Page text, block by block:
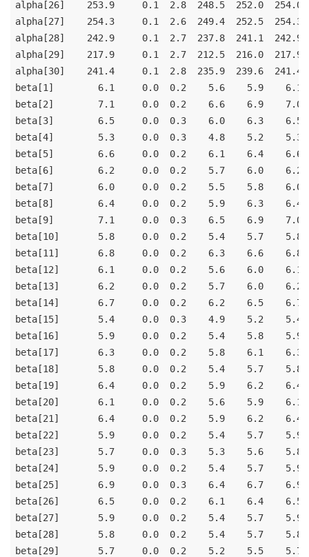
alpha[26]    253.9     0.1  2.8  248.5  252.0  254.0
alpha[27]    254.3     0.1  2.6  249.4  252.5  254.3
alpha[28]    242.9     0.1  2.7  237.8  241.1  242.9
alpha[29]    217.9     0.1  2.7  212.5  216.0  217.9
alpha[30]    241.4     0.1  2.8  235.9  239.6  241.4
beta[1]        6.1     0.0  0.2    5.6    5.9    6.1
beta[2]        7.1     0.0  0.2    6.6    6.9    7.0
beta[3]        6.5     0.0  0.3    6.0    6.3    6.5
beta[4]        5.3     0.0  0.3    4.8    5.2    5.3
beta[5]        6.6     0.0  0.2    6.1    6.4    6.6
beta[6]        6.2     0.0  0.2    5.7    6.0    6.2
beta[7]        6.0     0.0  0.2    5.5    5.8    6.0
beta[8]        6.4     0.0  0.2    5.9    6.3    6.4
beta[9]        7.1     0.0  0.3    6.5    6.9    7.0
beta[10]       5.8     0.0  0.2    5.4    5.7    5.8
beta[11]       6.8     0.0  0.2    6.3    6.6    6.8
beta[12]       6.1     0.0  0.2    5.6    6.0    6.1
beta[13]       6.2     0.0  0.2    5.7    6.0    6.2
beta[14]       6.7     0.0  0.2    6.2    6.5    6.7
beta[15]       5.4     0.0  0.3    4.9    5.2    5.4
beta[16]       5.9     0.0  0.2    5.4    5.8    5.9
beta[17]       6.3     0.0  0.2    5.8    6.1    6.3
beta[18]       5.8     0.0  0.2    5.4    5.7    5.8
beta[19]       6.4     0.0  0.2    5.9    6.2    6.4
beta[20]       6.1     0.0  0.2    5.6    5.9    6.1
beta[21]       6.4     0.0  0.2    5.9    6.2    6.4
beta[22]       5.9     0.0  0.2    5.4    5.7    5.9
beta[23]       5.7     0.0  0.3    5.3    5.6    5.8
beta[24]       5.9     0.0  0.2    5.4    5.7    5.9
beta[25]       6.9     0.0  0.3    6.4    6.7    6.9
beta[26]       6.5     0.0  0.2    6.1    6.4    6.5
beta[27]       5.9     0.0  0.2    5.4    5.7    5.9
beta[28]       5.8     0.0  0.2    5.4    5.7    5.8
beta[29]       5.7     0.0  0.2    5.2    5.5    5.7